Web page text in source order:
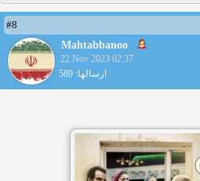
#8
Mahtabbanoo
22 Nov 2023 02:37
ارسالها: 589